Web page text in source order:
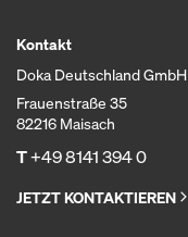
Kontakt
Doka Deutschland GmbH
Frauenstraße 35
82216 Maisach
T+49 8141 394 0
JETZT KONTAKTIEREN